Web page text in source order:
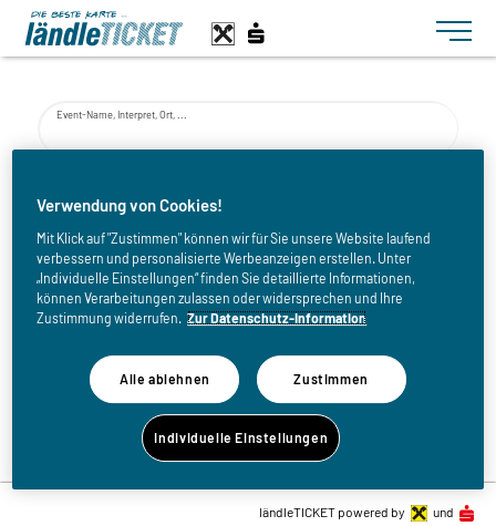
Toggle
Event-Name, Interpret, Ort, ...
bis
Zurück zur Eventliste
ländleTICKET powered by und
Verwendung von Cookies!
Mit Klick auf "Zustimmen" können wir für Sie unsere Website laufend
verbessern und personalisierte Werbeanzeigen erstellen. Unter
„Individuelle Einstellungen“ finden Sie detaillierte Informationen,
können Verarbeitungen zulassen oder widersprechen und Ihre
Zustimmung widerrufen. Zur Datenschutz-Information
Alle ablehnen Zustimmen
Individuelle Einstellungen